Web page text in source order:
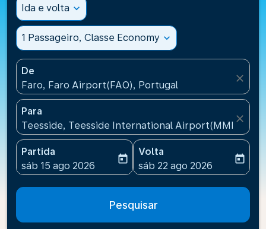
Ida e volta expand_more
1 Passageiro, Classe Economy expand_more
De
Faro, Faro Airport(FAO), Portugal
close
Para
Teesside, Teesside International Airport(MME),
close
Partida
fc-booking-departure-date-aria-label
sáb 15 ago 2026
today
Volta
fc-booking-return-date-
sáb 22 ago 2026
today
Pesquisar